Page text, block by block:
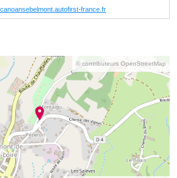
france.fr
© contributeurs OpenStreetMap